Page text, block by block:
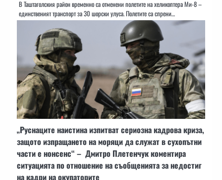
В Таштаголския район временно са отменени полетите на хеликоптера Ми-8 –
единственият транспорт за 30 шорски улуса. Полетите са спрени…
„Руснаците наистина изпитват сериозна кадрова криза,
защото изпращането на моряци да служат в сухопътни
части е нонсенс“ – Дмитро Плетенчук коментира
ситуацията по отношение на съобщенията за недостиг
на кадри на окупаторите